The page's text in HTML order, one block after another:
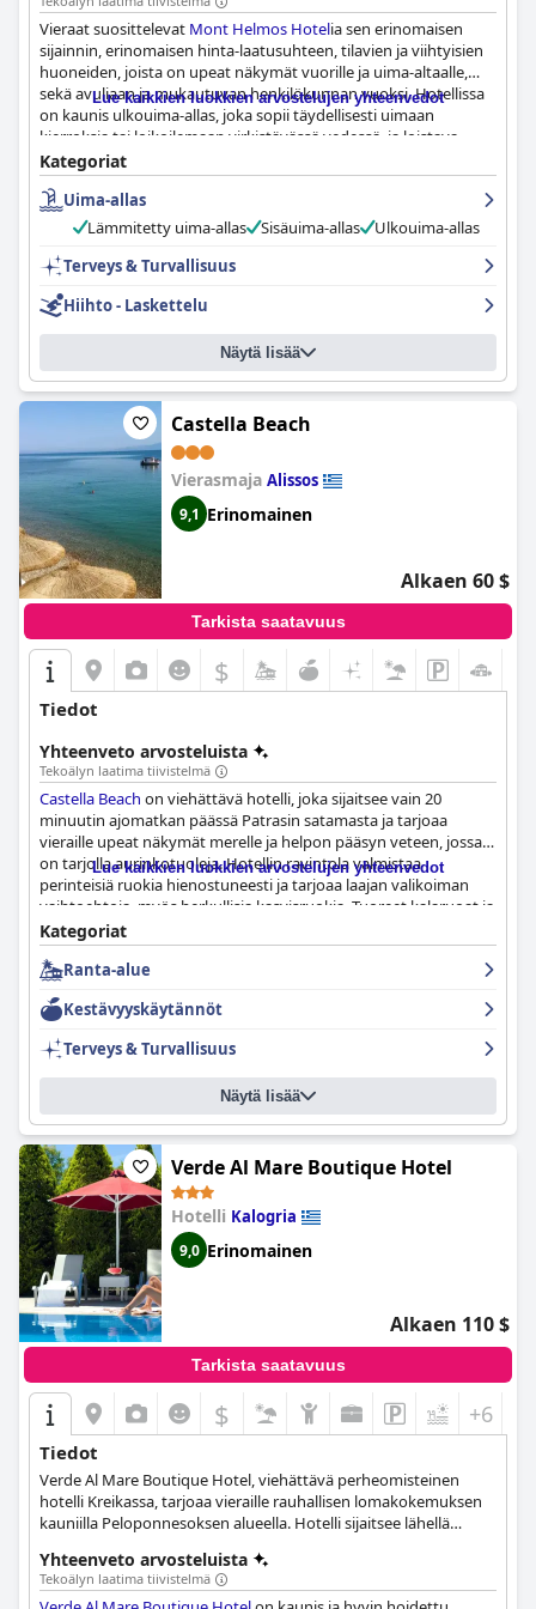
Vieraat suosittelevat Mont Helmos Hotelia sen erinomaisen
sijainnin, erinomaisen hinta-laatusuhteen, tilavien ja viihtyisien
huoneiden, joista on upeat näkymät vuorille ja uima-altaalle,
sekä avuliaan ja mukautuvan henkilökunnan vuoksi. Hotellissa
on kaunis ulkouima-allas, joka sopii täydellisesti uimaan
kierroksia tai loikoilemaan virkistävässä vedessä, ja loistava
aamiainen, jossa on kunnon vaihtoehtoja. Hotelli on hyvin
hoidettu, siisti ja sopii lapsiperheille ja lemmikkieläimille, joten se
on ihanteellinen kohde rauhalliselle ja lapsiystävälliselle lomalle.
Hotelli sijaitsee myös kätevällä paikalla, kun haluat hiihtää
Kalavritassa ja tutustua alueen tunnettuihin nähtävyyksiin.
Vaikka jotkut vieraat mainitsivat, että aamiaisen laatua ja
ja huoltoa, hotelli tarjoaa yksinkertaisen mutta miellyttävän
kokemuksen arvoa ja rentoutumista etsiville matkailijoille.
Lue kaikkien luokkien arvostelujen yhteenvedot
Kategoriat
Uima-allas
Lämmitetty uima-allas
Sisäuima-allas
Ulkouima-allas
Terveys & Turvallisuus
Hiihto - Laskettelu
Näytä lisää
Castella Beach
Vierasmaja Alissos
9,1 Erinomainen
Alkaen 60 $
Tarkista saatavuus
$
Tiedot
Yhteenveto arvosteluista
Tekoälyn laatima tiivistelmä
Castella Beach on viehättävä hotelli, joka sijaitsee vain 20
minuutin ajomatkan päässä Patrasin satamasta ja tarjoaa
vieraille upeat näkymät merelle ja helpon pääsyn veteen, jossa
on tarjolla aurinkotuoleja. Hotellin ravintola valmistaa
perinteisiä ruokia hienostuneesti ja tarjoaa laajan valikoiman
vaihtoehtoja, myös herkullisia kasvisruokia. Tuoreet kalaruoat ja
paikalliset viinit ovat erittäin suositeltavia. Hotellissa on puhtaat,
viihtyisät ja tilavat huoneet, joissa on kaikki mitä tarvitset
mukavaan oleskeluun. Hotellin kaikkia osa-alueita kehutaan
jatkuvasti tahrattomiksi ja siisteiksi. Henkilökunta on avuliasta,
ystävällistä ja aina valmis auttamaan kaikessa, mitä tarvitset.
Castella Beach
sijaitsee täydellisellä paikalla aivan meren äärellä ja yksityisellä
rannalla, joka on varustettu mukavilla lepotuoleilla ja
aurinkovarjoilla. Hotelli tarjoaa turvallisen ja kätevän
pysäköintikokemuksen vieraille, sillä yksityistä pysäköintialuetta
on runsaasti saatavilla suoraan hotellilla. Kaiken kaikkiaan
Castella Beachon loistava valinta niille, jotka etsivät viihtyisää ja
viihtyisää majoitusta suoraan meren rannalla.
Lue kaikkien luokkien arvostelujen yhteenvedot
Kategoriat
Ranta-alue
Kestävyyskäytännöt
Terveys & Turvallisuus
Näytä lisää
Verde Al Mare Boutique Hotel
Hotelli Kalogria
9,0 Erinomainen
Alkaen 110 $
Tarkista saatavuus
$ +6
Tiedot
Verde Al Mare Boutique Hotel, viehättävä perheomisteinen
hotelli Kreikassa, tarjoaa vieraille rauhallisen lomakokemuksen
kauniilla Peloponnesoksen alueella. Hotelli sijaitsee lähellä
Strofylia-metsän ympäröimänä, ja siinä yhdistyvät mukavuus,
ylellisyys ja rentoutuminen. Asiakkaat voivat nauttia hyvin
Yhteenveto arvosteluista
Tekoälyn laatima tiivistelmä